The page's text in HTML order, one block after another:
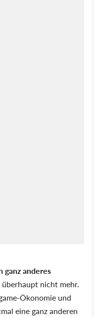
anderes
überhaupt nicht mehr.
Ökonomie und
eine ganz anderen